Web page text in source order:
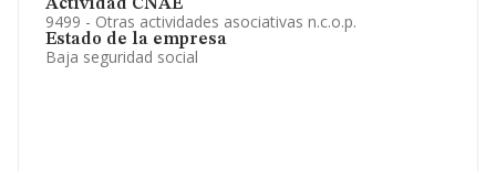
Actividad CNAE
9499 - Otras actividades asociativas n.c.o.p.
Estado de la empresa
Baja seguridad social